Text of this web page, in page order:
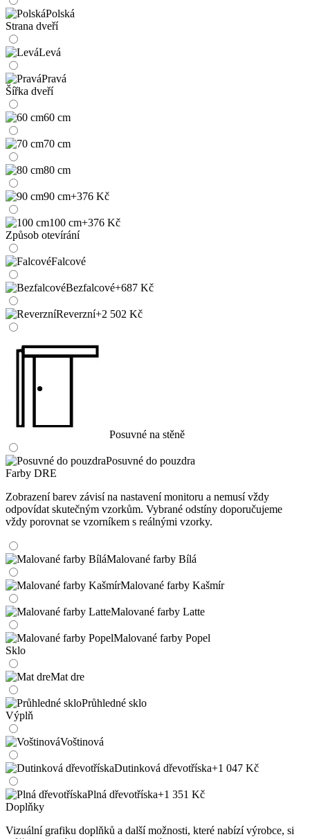
Polská
Strana dveří
Levá
Pravá
Šířka dveří
60 cm
70 cm
80 cm
90 cm+376 Kč
100 cm+376 Kč
Způsob otevírání
Falcové
Bezfalcové+687 Kč
Reverzní+2 502 Kč
Posuvné na stěně
Posuvné do pouzdra
Farby DRE
Zobrazení barev závisí na nastavení monitoru a nemusí vždy
odpovídat skutečným vzorkům. Vybrané odstíny doporučujeme
vždy porovnat se vzorníkem s reálnými vzorky.
Malované farby Bílá
Malované farby Kašmír
Malované farby Latte
Malované farby Popel
Sklo
Mat dre
Průhledné sklo
Výplň
Voštinová
Dutinková dřevotříska+1 047 Kč
Plná dřevotříska+1 351 Kč
Doplňky
Vizuální grafiku doplňků a další možnosti, které nabízí výrobce, si